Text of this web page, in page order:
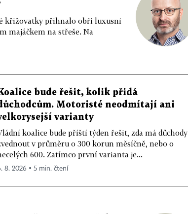
křižovatky přihnalo obří luxusní
majáčkem na střeše. Na
bude řešit, kolik přidá
Motoristé neodmítají ani
varianty
koalice bude příští týden řešit, zda má důchody
v průměru o 300 korun měsíčně, nebo o
600. Zatímco první varianta je...
8. 2026 ▪ 5 min. čtení